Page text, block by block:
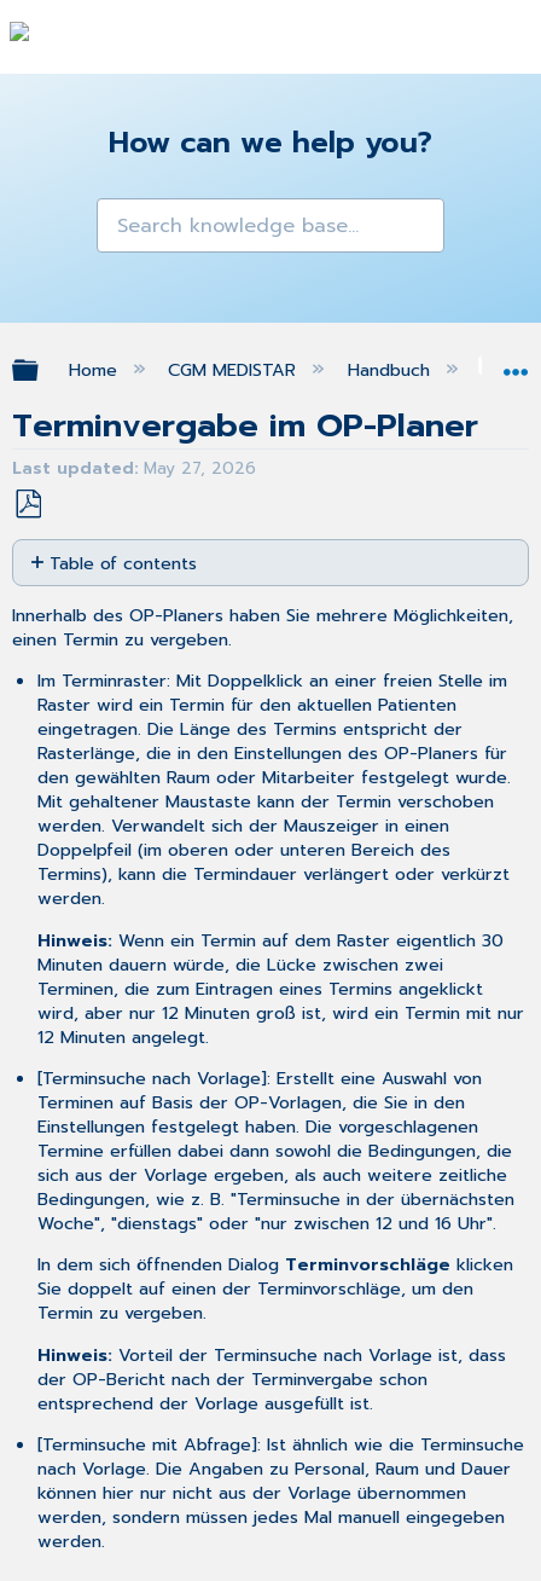
How can we help you?
Expand/collapse global hierarchy
Home CGM MEDISTAR Handbuch
Terminvergabe im OP-Planer
Last updated May 27, 2026
Save
as
PDF
Table of contents
verschieben
Termin
löschen
Innerhalb des OP-Planers haben Sie mehrere Möglichkeiten,
einen Termin zu vergeben.
Im Terminraster: Mit Doppelklick an einer freien Stelle im
Raster wird ein Termin für den aktuellen Patienten
eingetragen. Die Länge des Termins entspricht der
Rasterlänge, die in den Einstellungendes OP-Planers für
den gewählten Raum oder Mitarbeiter festgelegt wurde.
Mit gehaltener Maustaste kann der Termin verschoben
werden. Verwandelt sich der Mauszeiger in einen
Doppelpfeil (im oberen oder unteren Bereich des
Termins), kann die Termindauer verlängert oder verkürzt
werden.
Hinweis: Wenn ein Termin auf dem Raster eigentlich 30
Minuten dauern würde, die Lücke zwischen zwei
Terminen, die zum Eintragen eines Termins angeklickt
wird, aber nur 12 Minuten groß ist, wird ein Termin mit nur
12 Minuten angelegt.
[Terminsuche nach Vorlage]: Erstellt eine Auswahl von
Terminen auf Basis der OP-Vorlagen, die Sie in den
Einstellungenfestgelegt haben. Die vorgeschlagenen
Termine erfüllen dabei dann sowohl die Bedingungen, die
sich aus der Vorlage ergeben, als auch weitere zeitliche
Bedingungen, wie z. B. "Terminsuche in der übernächsten
Woche", "dienstags" oder "nur zwischen 12 und 16 Uhr".
In dem sich öffnenden Dialog Terminvorschläge klicken
Sie doppelt auf einen der Terminvorschläge, um den
Termin zu vergeben.
Hinweis: Vorteil der Terminsuche nach Vorlage ist, dass
der OP-Bericht nach der Terminvergabe schon
entsprechend der Vorlage ausgefüllt ist.
[Terminsuche mit Abfrage]: Ist ähnlich wie die Terminsuche
nach Vorlage. Die Angaben zu Personal, Raum und Dauer
können hier nur nicht aus der Vorlage übernommen
werden, sondern müssen jedes Mal manuell eingegeben
werden.